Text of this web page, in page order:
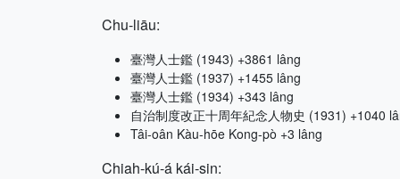
Chu-liāu:
臺灣人士鑑 (1943) +3861 lâng
臺灣人士鑑 (1937) +1455 lâng
臺灣人士鑑 (1934) +343 lâng
自治制度改正十周年紀念人物史 (1931) +1040
Tâi-oân Kàu-hōe Kong-pò +3 lâng
Chiah-kú-á kái-sin: